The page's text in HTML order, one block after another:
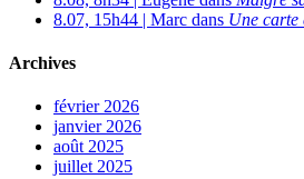
8.07, 15h44 | Marc dans Une carte
Archives
février 2026
janvier 2026
août 2025
juillet 2025